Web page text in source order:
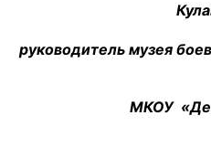
руководитель музея
МКОУ